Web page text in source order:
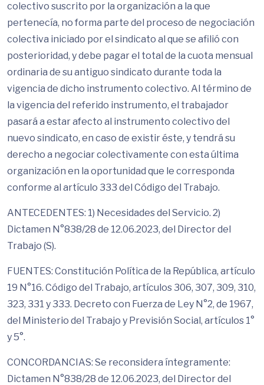
colectivo suscrito por la organización a la que
pertenecía, no forma parte del proceso de negociación
colectiva iniciado por el sindicato al que se afilió con
posterioridad, y debe pagar el total de la cuota mensual
ordinaria de su antiguo sindicato durante toda la
vigencia de dicho instrumento colectivo. Al término de
la vigencia del referido instrumento, el trabajador
pasará a estar afecto al instrumento colectivo del
nuevo sindicato, en caso de existir éste, y tendrá su
derecho a negociar colectivamente con esta última
organización en la oportunidad que le corresponda
conforme al artículo 333 del Código del Trabajo.
ANTECEDENTES: 1) Necesidades del Servicio. 2)
Dictamen N°838/28 de 12.06.2023, del Director del
Trabajo (S).
FUENTES: Constitución Política de la República, artículo
19 N°16. Código del Trabajo, artículos 306, 307, 309, 310,
323, 331 y 333. Decreto con Fuerza de Ley N°2, de 1967,
del Ministerio del Trabajo y Previsión Social, artículos 1°
y 5°.
CONCORDANCIAS: Se reconsidera íntegramente:
Dictamen N°838/28 de 12.06.2023, del Director del